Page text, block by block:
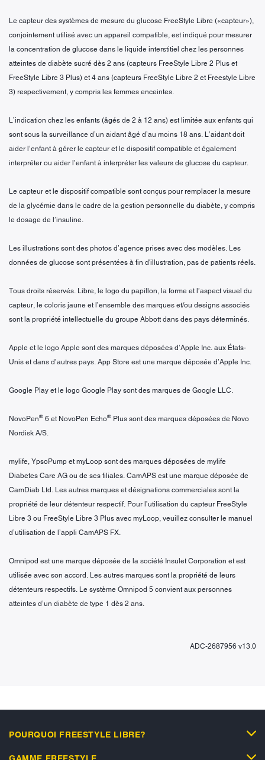
Le capteur des systèmes de mesure du glucose FreeStyle Libre («capteur»),
conjointement utilisé avec un appareil compatible, est indiqué pour mesurer
la concentration de glucose dans le liquide interstitiel chez les personnes
atteintes de diabète sucré dès 2 ans (capteurs FreeStyle Libre 2 Plus et
FreeStyle Libre 3 Plus) et 4 ans (capteurs FreeStyle Libre 2 et Freestyle Libre
3) respectivement, y compris les femmes enceintes.
L’indication chez les enfants (âgés de 2 à 12 ans) est limitée aux enfants qui
sont sous la surveillance d’un aidant âgé d’au moins 18 ans. L’aidant doit
aider l’enfant à gérer le capteur et le dispositif compatible et également
interpréter ou aider l’enfant à interpréter les valeurs de glucose du capteur.
Le capteur et le dispositif compatible sont conçus pour remplacer la mesure
de la glycémie dans le cadre de la gestion personnelle du diabète, y compris
le dosage de l’insuline.
Les illustrations sont des photos d’agence prises avec des modèles. Les
données de glucose sont présentées à fin d'illustration, pas de patients réels.
Tous droits réservés. Libre, le logo du papillon, la forme et l’aspect visuel du
capteur, le coloris jaune et l’ensemble des marques et/ou designs associés
sont la propriété intellectuelle du groupe Abbott dans des pays déterminés.
Apple et le logo Apple sont des marques déposées d’Apple Inc. aux États-
Unis et dans d’autres pays. App Store est une marque déposée d’Apple Inc.
Google Play et le logo Google Play sont des marques de Google LLC.
NovoPen® 6 et NovoPen Echo® Plus sont des marques déposées de Novo
Nordisk A/S.
mylife, YpsoPump et myLoop sont des marques déposées de mylife
Diabetes Care AG ou de ses filiales. CamAPS est une marque déposée de
CamDiab Ltd. Les autres marques et désignations commerciales sont la
propriété de leur détenteur respectif. Pour l’utilisation du capteur FreeStyle
Libre 3 ou FreeStyle Libre 3 Plus avec myLoop, veuillez consulter le manuel
d’utilisation de l’appli CamAPS FX.
Omnipod est une marque déposée de la société Insulet Corporation et est
utilisée avec son accord. Les autres marques sont la propriété de leurs
détenteurs respectifs. Le système Omnipod 5 convient aux personnes
atteintes d’un diabète de type 1 dès 2 ans.
ADC-2687956 v13.0
POURQUOI FREESTYLE LIBRE?
GAMME FREESTYLE